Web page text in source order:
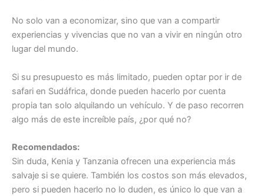
No solo van a economizar, sino que van a compartir
experiencias y vivencias que no van a vivir en ningún otro
lugar del mundo.
Si su presupuesto es más limitado, pueden optar por ir de
safari en Sudáfrica, donde pueden hacerlo por cuenta
propia tan solo alquilando un vehículo. Y de paso recorren
algo más de este increíble país, ¿por qué no?
Recomendados:
Sin duda, Kenia y Tanzania ofrecen una experiencia más
salvaje si se quiere. También los costos son más elevados,
pero si pueden hacerlo no lo duden, es único lo que van a